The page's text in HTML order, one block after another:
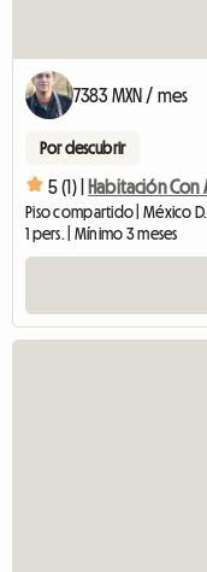
7383 MXN / mes
Por descubrir
5 (1) |
Piso compartido | México
1 pers. | Mínimo 3 meses